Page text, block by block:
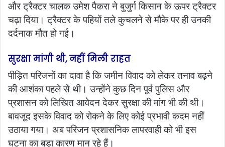
और ट्रैक्टर चालक उमेश पैकरा ने बुजुर्ग किसान के ऊपर ट्रैक्टर
चढ़ा दिया। ट्रैक्टर के पहियों तले कुचलने से मौके पर ही उनकी
दर्दनाक मौत हो गई।
सुरक्षा मांगी थी, नहीं मिली राहत
पीड़ित परिजनों का दावा है कि जमीन विवाद को लेकर तनाव बढ़ने
की आशंका पहले से थी। उन्होंने कुछ दिन पूर्व पुलिस और
प्रशासन को लिखित आवेदन देकर सुरक्षा की मांग भी की थी।
बावजूद इसके विवाद को रोकने के लिए कोई प्रभावी कदम नहीं
उठाया गया। अब परिजन प्रशासनिक लापरवाही को भी इस
घटना का बड़ा कारण मान रहे हैं।